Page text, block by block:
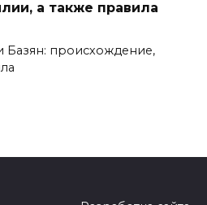
а также правила
Базян: происхождение,